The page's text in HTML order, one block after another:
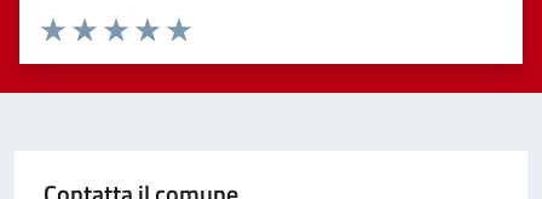
Valuta 5 stelle su 5
Valuta 4 stelle su 5
Valuta 3 stelle su 5
Valuta 2 stelle su 5
Valuta 1 stelle su 5